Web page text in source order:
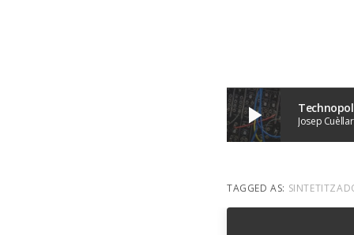
play_arrow Josep Cuèllar
TAGGED AS: